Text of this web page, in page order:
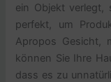
ein Objekt verlegt,
perfekt, um
Apropos Gesicht,
können Sie Ihre
dass es zu